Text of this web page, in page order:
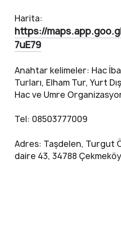
Harita:
https://
7uE79
Anahtar kelimeler: Hac
Turları, Elham Tur, Yurt
Hac ve Umre
Tel: 08503777009
Adres: Taşdelen, Turgut
daire 43, 34788